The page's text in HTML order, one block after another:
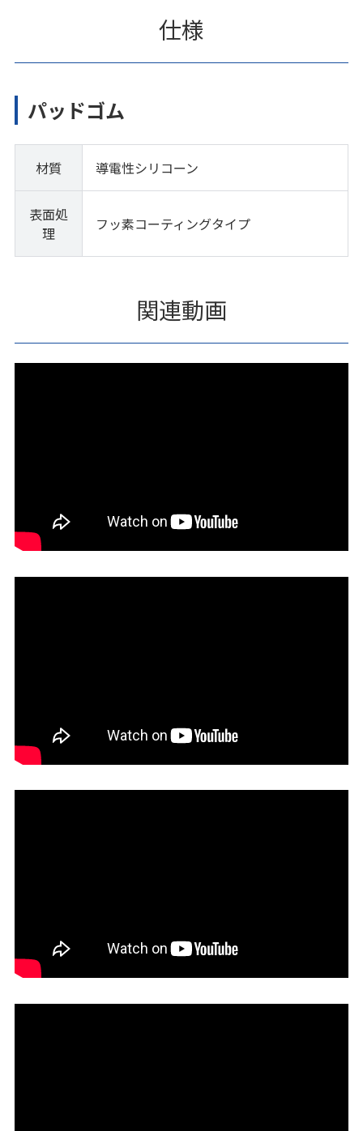
仕様
パッドゴム
材質 導電性シリコーン
表面処
理
フッ素コーティングタイプ
関連動画